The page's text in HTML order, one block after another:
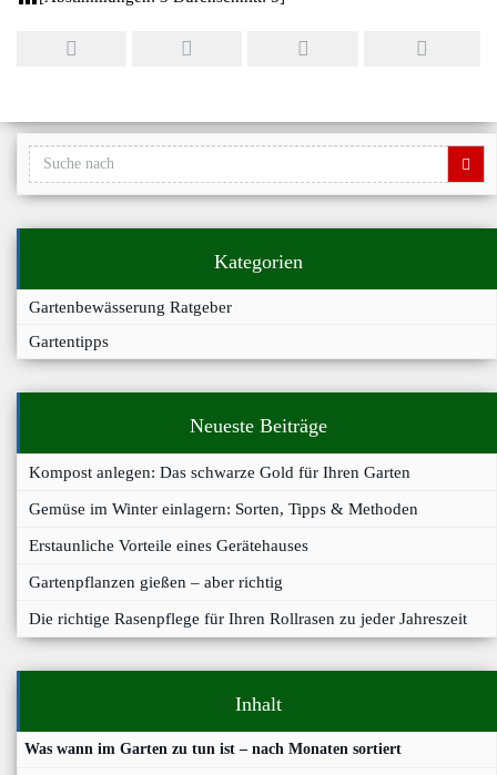
Kategorien
Gartenbewässerung Ratgeber
Gartentipps
Neueste Beiträge
Kompost anlegen: Das schwarze Gold für Ihren Garten
Gemüse im Winter einlagern: Sorten, Tipps & Methoden
Erstaunliche Vorteile eines Gerätehauses
Gartenpflanzen gießen – aber richtig
Die richtige Rasenpflege für Ihren Rollrasen zu jeder Jahreszeit
Inhalt
Was wann im Garten zu tun ist – nach Monaten sortiert